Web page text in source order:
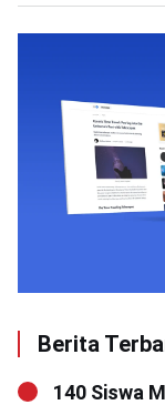
Berita
140 Siswa